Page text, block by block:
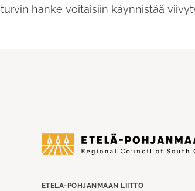
turvin hanke voitaisiin käynnistää
Etelä-
Pohjanmaan
ETELÄ-POHJANMAAN LIITTO